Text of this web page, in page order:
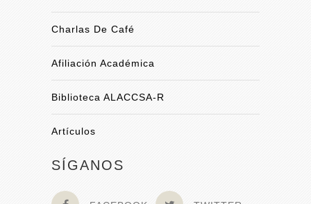
Charlas De Café
Afiliación Académica
Biblioteca ALACCSA-R
Artículos
SÍGANOS